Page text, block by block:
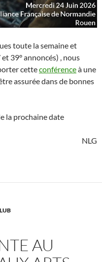
toute la semaine et
39° annoncés) , nous
cetteconférenceà une
assurée dans de bonnes
la prochaine date
NLG
AU